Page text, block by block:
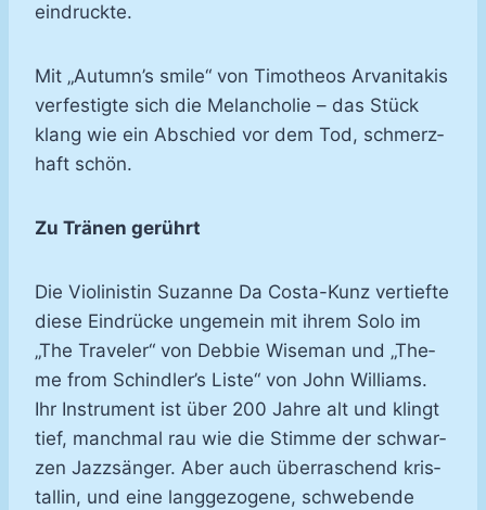
ein­druck­te.
Mit „Au­tumn’s smi­le“ von Ti­mo­the­os Ar­va­ni­ta­kis
ver­fes­tig­te sich die Me­lan­cho­lie – das Stück
klang wie ein Ab­schied vor dem Tod, schmerz­
haft schön.
Zu Trä­nen ge­rührt
Die Vio­li­nis­tin Su­zan­ne Da Costa-​Kunz ver­tief­te
die­se Ein­drü­cke un­ge­mein mit ih­rem So­lo im
„The Tra­ve­ler“ von Debbie Wi­se­man und „The­
me from Schind­ler’s Lis­te“ von John Wil­liams.
Ihr In­stru­ment ist über 200 Jah­re alt und klingt
tief, manch­mal rau wie die Stim­me der schwar­
zen Jazz­sän­ger. Aber auch über­ra­schend kris­
tal­lin, und ei­ne lang­ge­zo­ge­ne, schwe­ben­de